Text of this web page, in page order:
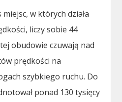
w których działa
liczy sobie 44
obudowie czuwają nad
prędkości na
szybkiego ruchu. Do
ponad 130 tysięcy